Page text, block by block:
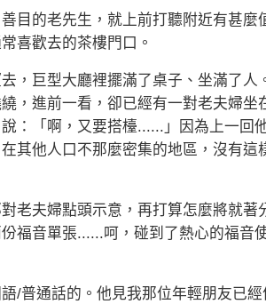
的老先生，就上前打聽附近有甚麼
喜歡去的茶樓門口。
巨型大廳裡擺滿了桌子、坐滿了人
，進前一看，卻已經有一對老夫婦坐
：「啊，又要搭檯......」因為上一回
其他人口不那麼密集的地區，沒有這
夫婦點頭示意，再打算怎麼將就著
福音單張......呵，碰到了熱心的福音
通話的。他見我那位年輕朋友已經